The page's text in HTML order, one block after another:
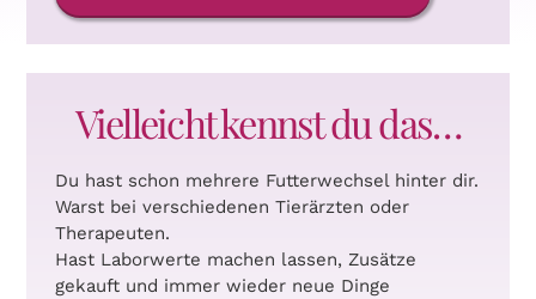
Vielleicht kennst du das…
Du hast schon mehrere Futterwechsel hinter dir.
Warst bei verschiedenen Tierärzten oder
Therapeuten.
Hast Laborwerte machen lassen, Zusätze
gekauft und immer wieder neue Dinge